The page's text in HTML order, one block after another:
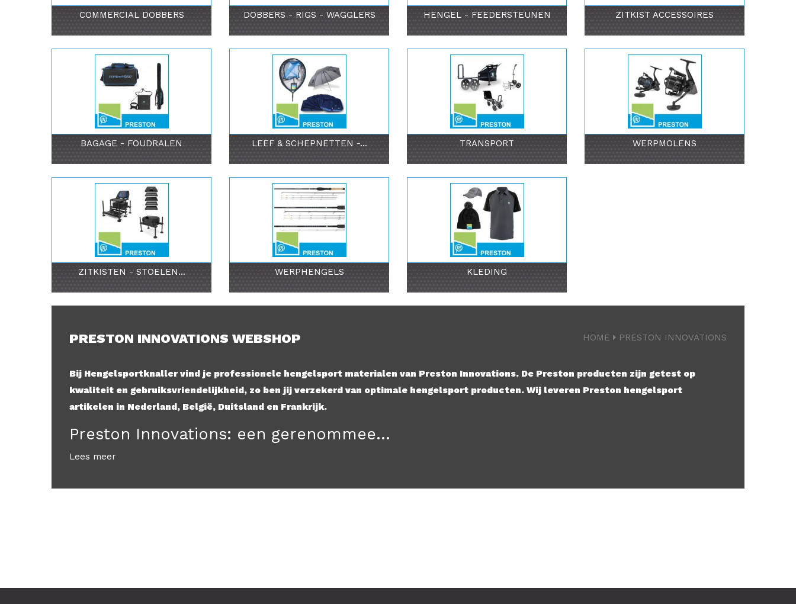
COMMERCIAL DOBBERS DOBBERS - RIGS - WAGGLERS HENGEL - FEEDERSTEUNEN ZITKIST ACCESSOIRES
BAGAGE - FOUDRALEN LEEF & SCHEPNETTEN -... TRANSPORT WERPMOLENS
ZITKISTEN - STOELEN... WERPHENGELS KLEDING
PRESTON INNOVATIONS WEBSHOP HOME PRESTON INNOVATIONS
Bij Hengelsportknaller vind je professionele hengelsport materialen van Preston Innovations. De Preston producten zijn getest op
kwaliteit en gebruiksvriendelijkheid, zo ben jij verzekerd van optimale hengelsport producten. Wij leveren Preston hengelsport
artikelen in Nederland, België, Duitsland en Frankrijk.
Preston Innovations: een gerenommee...
Lees meer